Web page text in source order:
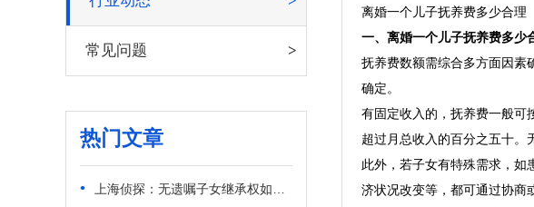
常见问题
热门文章
• 上海侦探：无遗嘱子女继承权如何确定
离婚一个儿子抚养费多少合理
一、离婚一个儿子抚养费多少
抚养费数额需综合多方面因素
确定。
有固定收入的，抚养费一般可
超过月总收入的百分之五十。
此外，若子女有特殊需求，如
济状况改变等，都可通过协商